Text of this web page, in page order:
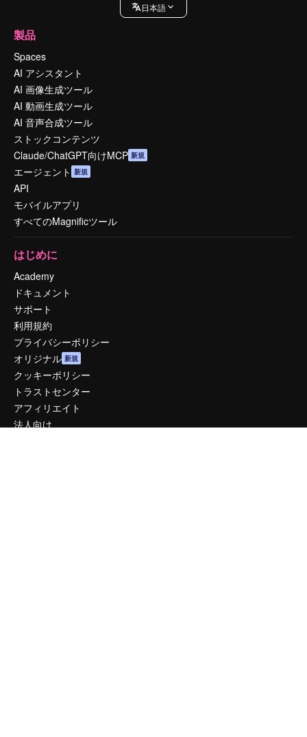
日本語
製品
Spaces
AI アシスタント
AI 画像生成ツール
AI 動画生成ツール
AI 音声合成ツール
ストックコンテンツ
Claude/ChatGPT向けMCP 新規
エージェント 新規
API
モバイルアプリ
すべてのMagnificツール
はじめに
Academy
ドキュメント
サポート
利用規約
プライバシーポリシー
オリジナル 新規
クッキーポリシー
トラストセンター
アフィリエイト
法人向け